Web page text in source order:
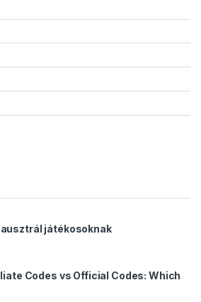
ausztrál játékosoknak
Codes vs Official Codes: Which